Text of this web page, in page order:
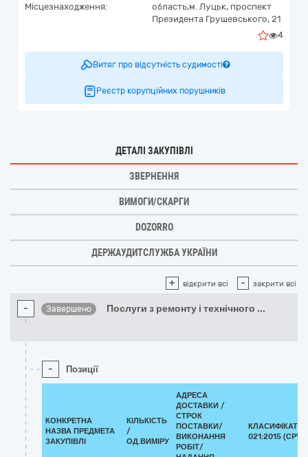
Місцезнаходження:
область,м. Луцьк, проспект
Президента Грушевського, 21
4
Витяг про відсутність судимості
Реєстр корупційних порушників
ДЕТАЛІ ЗАКУПІВЛІ
ЗВЕРНЕННЯ
ВИМОГИ/СКАРГИ
DOZORRO
ДЕРЖАУДИТСЛУЖБА УКРАЇНИ
+ відкрити всі - закрити всі
- Завершено Послуги з ремонту і технічного ...
- Позиції
КОНКРЕТНА
НАЗВА ПРЕДМЕТА
ЗАКУПІВЛІ
КІЛЬКІСТЬ
/
ОД.ВИМІРУ
АДРЕСА
ДОСТАВКИ /
СТРОК
ПОСТАВКИ/
ВИКОНАННЯ
РОБІТ/
021:2015 (CPV)